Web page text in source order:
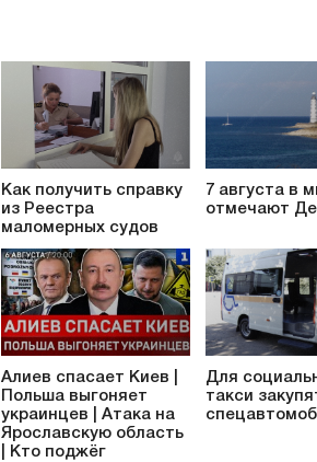
Как получить справку
из Реестра
маломерных судов
7 августа в
отмечают
Алиев спасает Киев |
Польша выгоняет
украинцев | Атака на
Ярославскую область
| Кто поджёг
Для
такси